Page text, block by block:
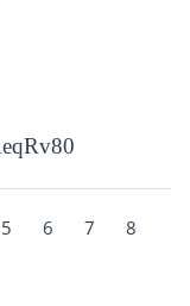
5 6 7
8